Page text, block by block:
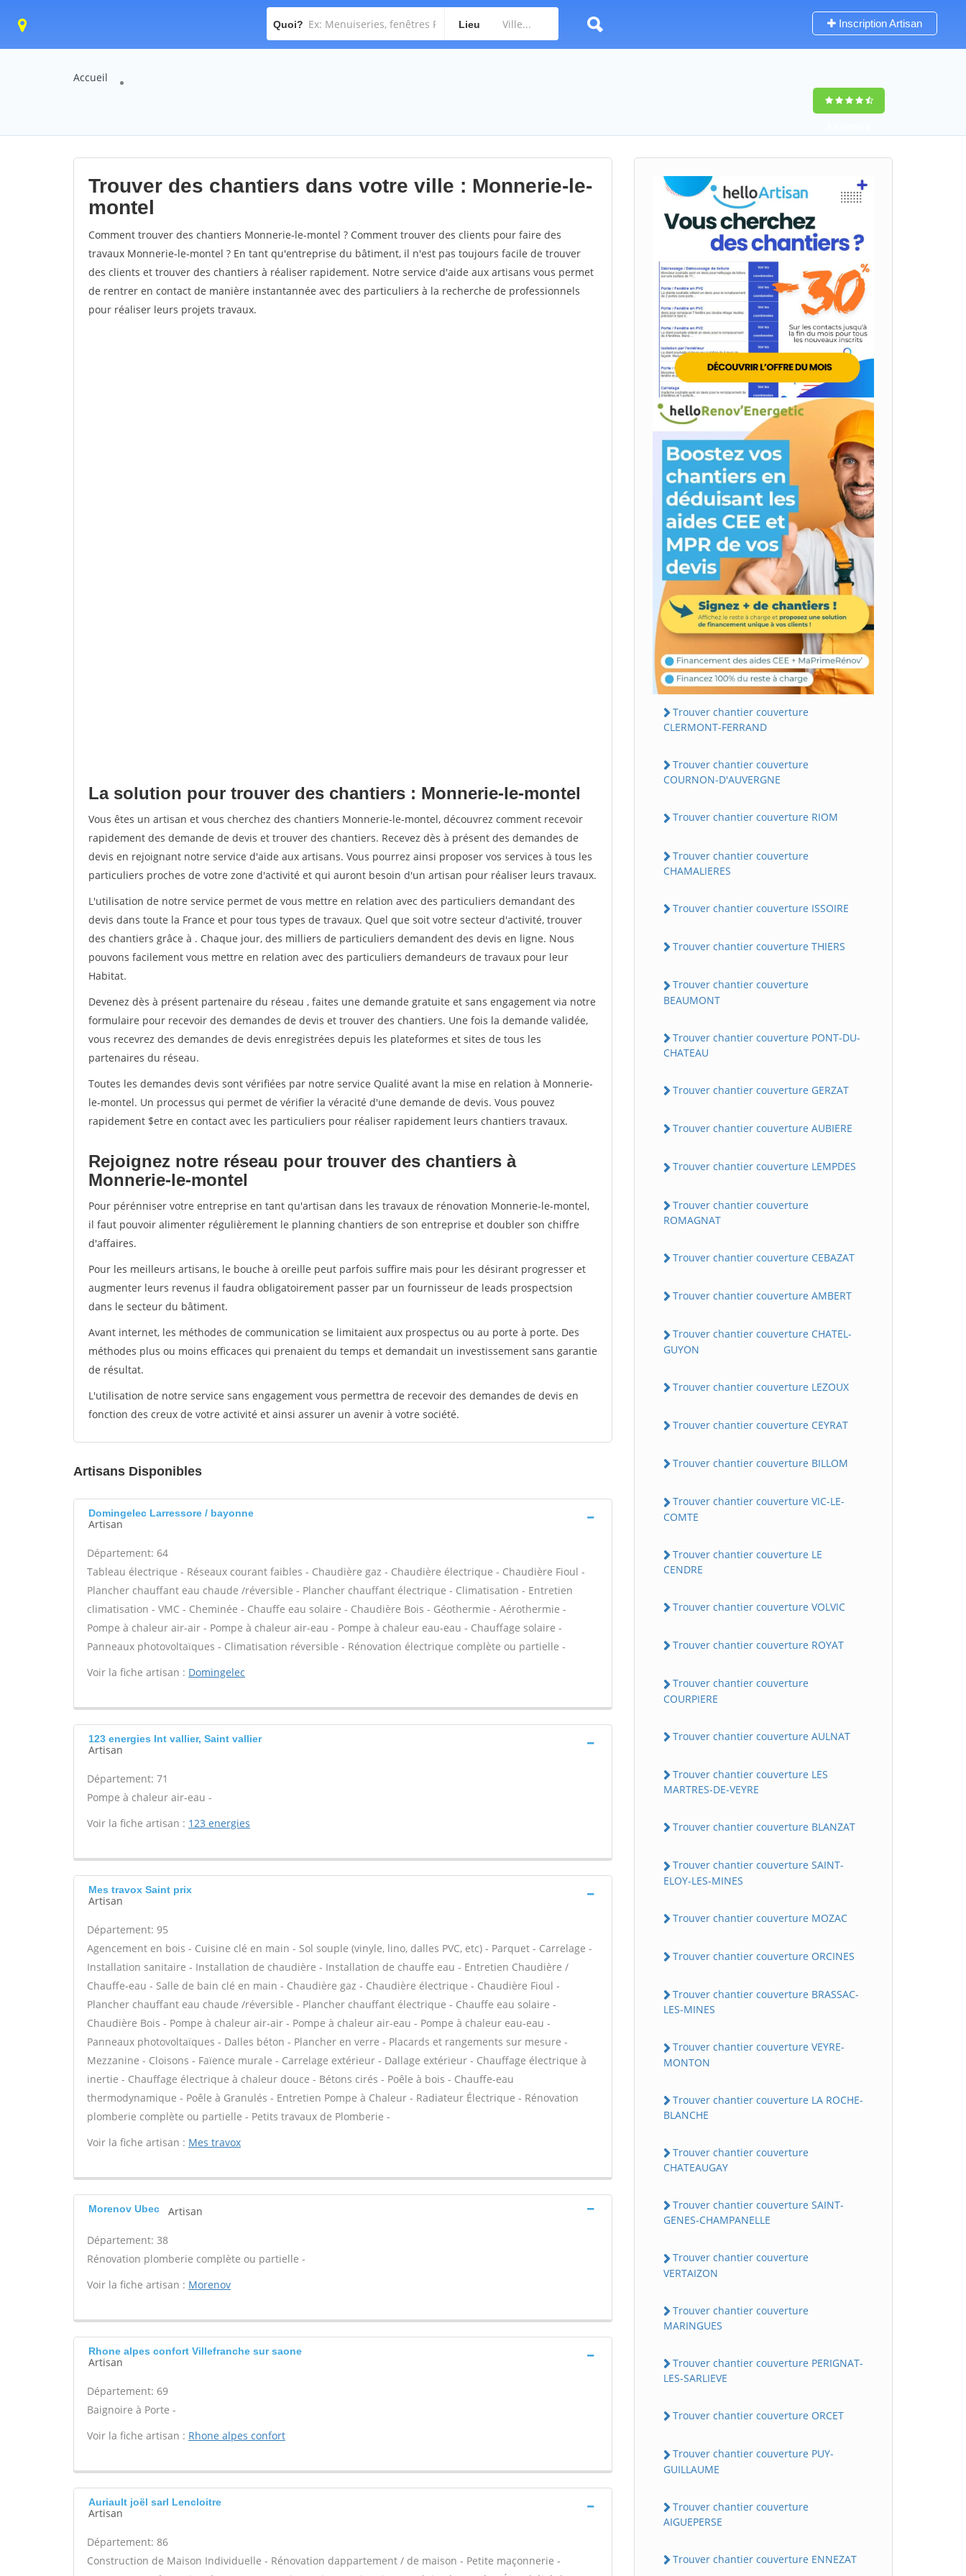
Quoi? Lieu Inscription Artisan
Accueil
Trouver des chantiers dans votre ville : Monnerie-le-
montel
Comment trouver des chantiers Monnerie-le-montel ? Comment trouver des clients pour faire des
travaux Monnerie-le-montel ? En tant qu'entreprise du bâtiment, il n'est pas toujours facile de trouver
des clients et trouver des chantiers à réaliser rapidement. Notre service d'aide aux artisans vous permet
de rentrer en contact de manière instantannée avec des particuliers à la recherche de professionnels
pour réaliser leurs projets travaux.
La solution pour trouver des chantiers : Monnerie-le-montel
Vous êtes un artisan et vous cherchez des chantiers Monnerie-le-montel, découvrez comment recevoir
rapidement des demande de devis et trouver des chantiers. Recevez dès à présent des demandes de
devis en rejoignant notre service d'aide aux artisans. Vous pourrez ainsi proposer vos services à tous les
particuliers proches de votre zone d'activité et qui auront besoin d'un artisan pour réaliser leurs travaux.
L'utilisation de notre service permet de vous mettre en relation avec des particuliers demandant des
devis dans toute la France et pour tous types de travaux. Quel que soit votre secteur d'activité, trouver
des chantiers grâce à . Chaque jour, des milliers de particuliers demandent des devis en ligne. Nous
pouvons facilement vous mettre en relation avec des particuliers demandeurs de travaux pour leur
Habitat.
Devenez dès à présent partenaire du réseau , faites une demande gratuite et sans engagement via notre
formulaire pour recevoir des demandes de devis et trouver des chantiers. Une fois la demande validée,
vous recevrez des demandes de devis enregistrées depuis les plateformes et sites de tous les
partenaires du réseau.
Toutes les demandes devis sont vérifiées par notre service Qualité avant la mise en relation à Monnerie-
le-montel. Un processus qui permet de vérifier la véracité d'une demande de devis. Vous pouvez
rapidement $etre en contact avec les particuliers pour réaliser rapidement leurs chantiers travaux.
Rejoignez notre réseau pour trouver des chantiers à
Monnerie-le-montel
Pour pérénniser votre entreprise en tant qu'artisan dans les travaux de rénovation Monnerie-le-montel,
il faut pouvoir alimenter régulièrement le planning chantiers de son entreprise et doubler son chiffre
d'affaires.
Pour les meilleurs artisans, le bouche à oreille peut parfois suffire mais pour les désirant progresser et
augmenter leurs revenus il faudra obligatoirement passer par un fournisseur de leads prospectsion
dans le secteur du bâtiment.
Avant internet, les méthodes de communication se limitaient aux prospectus ou au porte à porte. Des
méthodes plus ou moins efficaces qui prenaient du temps et demandait un investissement sans garantie
de résultat.
L'utilisation de notre service sans engagement vous permettra de recevoir des demandes de devis en
fonction des creux de votre activité et ainsi assurer un avenir à votre société.
Artisans Disponibles
Domingelec Larressore / bayonne
Artisan
Département: 64
Tableau électrique - Réseaux courant faibles - Chaudière gaz - Chaudière électrique - Chaudière Fioul -
Plancher chauffant eau chaude /réversible - Plancher chauffant électrique - Climatisation - Entretien
climatisation - VMC - Cheminée - Chauffe eau solaire - Chaudière Bois - Géothermie - Aérothermie -
Pompe à chaleur air-air - Pompe à chaleur air-eau - Pompe à chaleur eau-eau - Chauffage solaire -
Panneaux photovoltaïques - Climatisation réversible - Rénovation électrique complète ou partielle -
Voir la fiche artisan : Domingelec
123 energies Int vallier, Saint vallier
Artisan
Département: 71
Pompe à chaleur air-eau -
Voir la fiche artisan : 123 energies
Mes travox Saint prix
Artisan
Département: 95
Agencement en bois - Cuisine clé en main - Sol souple (vinyle, lino, dalles PVC, etc) - Parquet - Carrelage -
Installation sanitaire - Installation de chaudière - Installation de chauffe eau - Entretien Chaudière /
Chauffe-eau - Salle de bain clé en main - Chaudière gaz - Chaudière électrique - Chaudière Fioul -
Plancher chauffant eau chaude /réversible - Plancher chauffant électrique - Chauffe eau solaire -
Chaudière Bois - Pompe à chaleur air-air - Pompe à chaleur air-eau - Pompe à chaleur eau-eau -
Panneaux photovoltaïques - Dalles béton - Plancher en verre - Placards et rangements sur mesure -
Mezzanine - Cloisons - Faïence murale - Carrelage extérieur - Dallage extérieur - Chauffage électrique à
inertie - Chauffage électrique à chaleur douce - Bétons cirés - Poêle à bois - Chauffe-eau
thermodynamique - Poêle à Granulés - Entretien Pompe à Chaleur - Radiateur Électrique - Rénovation
plomberie complète ou partielle - Petits travaux de Plomberie -
Voir la fiche artisan : Mes travox
Morenov Ubec Artisan
Département: 38
Rénovation plomberie complète ou partielle -
Voir la fiche artisan : Morenov
Rhone alpes confort Villefranche sur saone
Artisan
Département: 69
Baignoire à Porte -
Voir la fiche artisan : Rhone alpes confort
Auriault joël sarl Lencloitre
Artisan
Département: 86
Construction de Maison Individuelle - Rénovation dappartement / de maison - Petite maçonnerie -
Trouver chantier couverture
CLERMONT-FERRAND
Trouver chantier couverture
COURNON-D'AUVERGNE
Trouver chantier couverture RIOM
Trouver chantier couverture
CHAMALIERES
Trouver chantier couverture ISSOIRE
Trouver chantier couverture THIERS
Trouver chantier couverture
BEAUMONT
Trouver chantier couverture PONT-DU-
CHATEAU
Trouver chantier couverture GERZAT
Trouver chantier couverture AUBIERE
Trouver chantier couverture LEMPDES
Trouver chantier couverture
ROMAGNAT
Trouver chantier couverture CEBAZAT
Trouver chantier couverture AMBERT
Trouver chantier couverture CHATEL-
GUYON
Trouver chantier couverture LEZOUX
Trouver chantier couverture CEYRAT
Trouver chantier couverture BILLOM
Trouver chantier couverture VIC-LE-
COMTE
Trouver chantier couverture LE
CENDRE
Trouver chantier couverture VOLVIC
Trouver chantier couverture ROYAT
Trouver chantier couverture
COURPIERE
Trouver chantier couverture AULNAT
Trouver chantier couverture LES
MARTRES-DE-VEYRE
Trouver chantier couverture BLANZAT
Trouver chantier couverture SAINT-
ELOY-LES-MINES
Trouver chantier couverture MOZAC
Trouver chantier couverture ORCINES
Trouver chantier couverture BRASSAC-
LES-MINES
Trouver chantier couverture VEYRE-
MONTON
Trouver chantier couverture LA ROCHE-
BLANCHE
Trouver chantier couverture
CHATEAUGAY
Trouver chantier couverture SAINT-
GENES-CHAMPANELLE
Trouver chantier couverture
VERTAIZON
Trouver chantier couverture
MARINGUES
Trouver chantier couverture PERIGNAT-
LES-SARLIEVE
Trouver chantier couverture ORCET
Trouver chantier couverture PUY-
GUILLAUME
Trouver chantier couverture
AIGUEPERSE
Trouver chantier couverture ENNEZAT